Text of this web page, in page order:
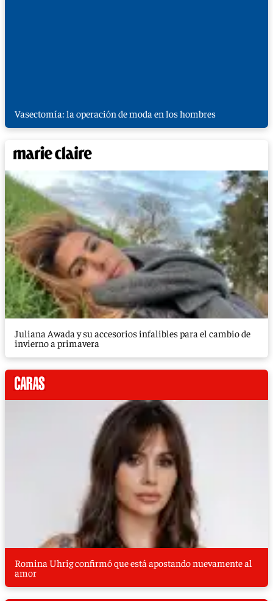
Vasectomía: la operación de moda en los hombres
Juliana Awada y su accesorios infalibles para el cambio de
invierno a primavera
Romina Uhrig confirmó que está apostando nuevamente al
amor